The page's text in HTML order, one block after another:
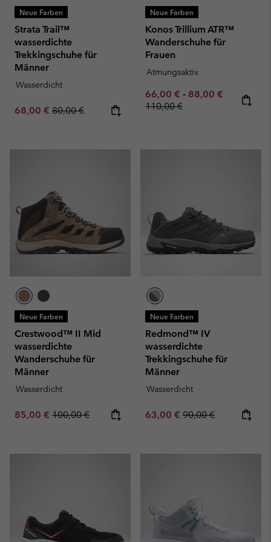
Neue Farben
Strata Trail™
wasserdichte
Trekkingschuhe für
Männer
Wasserdicht
Sale price:
68,00 € Regular price:
80,00 €
Neue Farben
Konos Trillium ATR™
Wanderschuhe für
Frauen
Atmungsaktiv
Minimum sale price:
66,00 € - Maximum sale
88,00 € Regular
110,00 €
Neue Farben
Crestwood™ II Mid
wasserdichte
Wanderschuhe für
Männer
Wasserdicht
Sale price:
85,00 € Regular price:
100,00 €
Neue Farben
Redmond™ IV
wasserdichte
Trekkingschuhe für
Männer
Wasserdicht
Sale price:
63,00 € Regular price:
90,00 €